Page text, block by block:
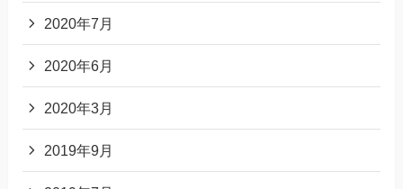
2020年7月
2020年6月
2020年3月
2019年9月